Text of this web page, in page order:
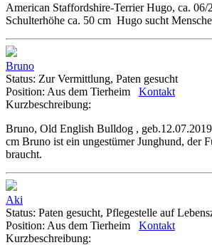
American Staffordshire-Terrier Hugo, ca. 06/
Schulterhöhe ca. 50 cm Hugo sucht
Bruno
Status: Zur Vermittlung, Paten gesucht
Position: Aus dem Tierheim
Kontakt
Kurzbeschreibung:
Bruno, Old English Bulldog ,
cm Bruno ist ein ungestümer Junghund, der
braucht.
Aki
Status: Paten gesucht, Pflegestelle auf
Position: Aus dem Tierheim
Kontakt
Kurzbeschreibung: